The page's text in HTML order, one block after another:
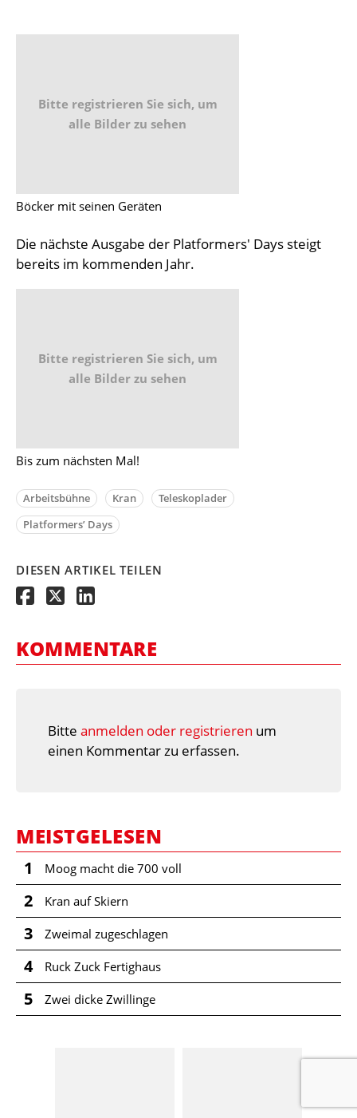
Bitte registrieren Sie sich, um
alle Bilder zu sehen
Böcker mit seinen Geräten
Die nächste Ausgabe der Platformers' Days steigt
bereits im kommenden Jahr.
Bitte registrieren Sie sich, um
alle Bilder zu sehen
Bis zum nächsten Mal!
Arbeitsbühne Kran
Teleskoplader
Platformers’ Days
DIESEN ARTIKEL TEILEN
KOMMENTARE
Bitte anmelden oder registrieren um
einen Kommentar zu erfassen.
MEISTGELESEN
1 Moog macht die 700 voll
2 Kran auf Skiern
3 Zweimal zugeschlagen
4 Ruck Zuck Fertighaus
5 Zwei dicke Zwillinge